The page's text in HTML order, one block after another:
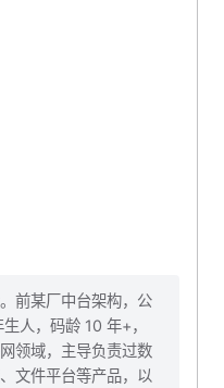
前某厂中台架构，公
人，码龄 10 年+，
领域，主导负责过数
文件平台等产品，以